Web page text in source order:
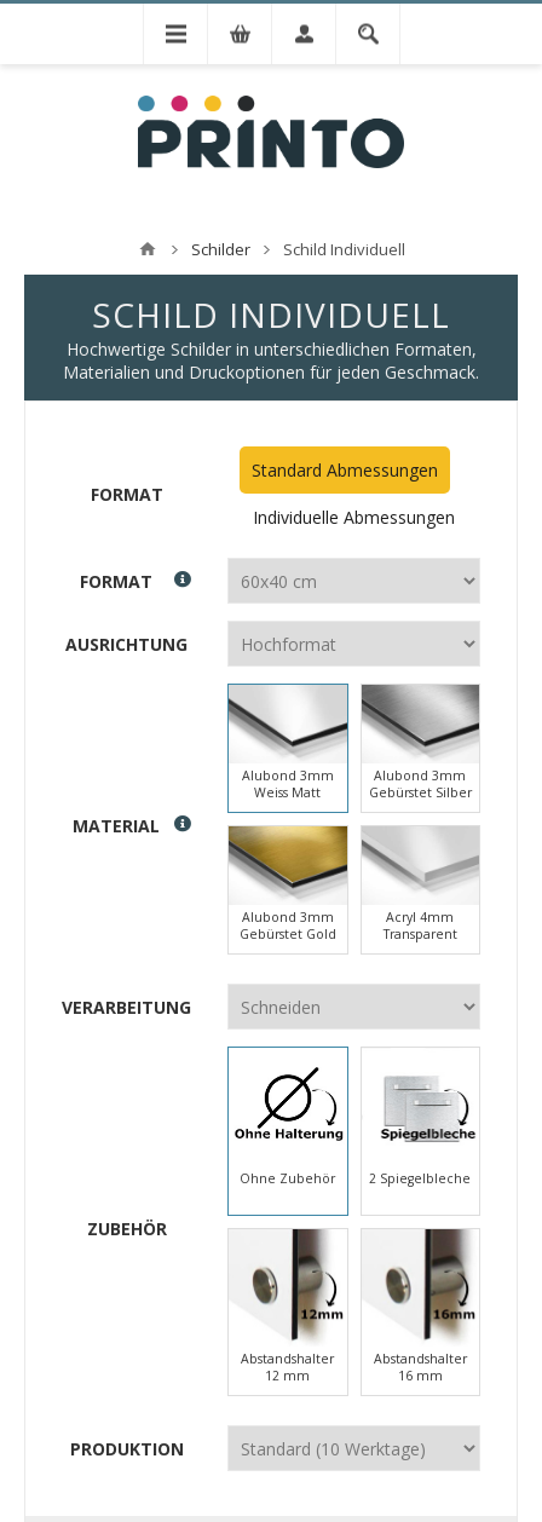
Schilder Schild Individuell
SCHILD INDIVIDUELL
Hochwertige Schilder in unterschiedlichen Formaten,
Materialien und Druckoptionen für jeden Geschmack.
FORMAT
Standard Abmessungen
Individuelle Abmessungen
FORMAT
AUSRICHTUNG
MATERIAL
Alubond 3mm
Weiss Matt
Alubond 3mm
Gebürstet Silber
Alubond 3mm
Gebürstet Gold
Acryl 4mm
Transparent
VERARBEITUNG
ZUBEHÖR
Ohne Zubehör 2 Spiegelbleche
Abstandshalter
12 mm
Abstandshalter
16 mm
PRODUKTION